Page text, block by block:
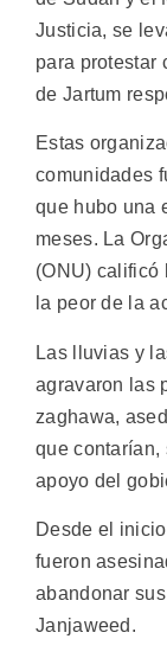
Justicia, se
para protestar
de Jartum
Estas
comunidades
que hubo una
meses. La
(ONU) calificó
la peor de la
Las lluvias y
agravaron las
zaghawa,
que contarían,
apoyo del
Desde el
fueron
abandonar
Janjaweed.